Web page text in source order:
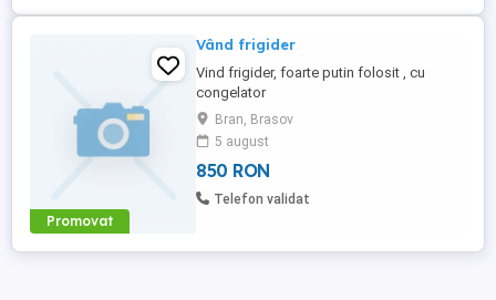
Promovat
Vând frigider
Vind frigider, foarte putin folosit , cu
congelator
Bran, Brasov
5 august
850 RON
Telefon validat